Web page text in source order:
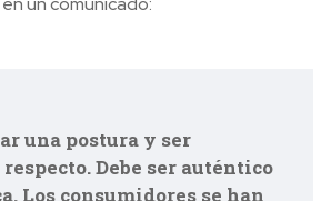
una postura y ser
Debe ser auténtico
Los consumidores se han